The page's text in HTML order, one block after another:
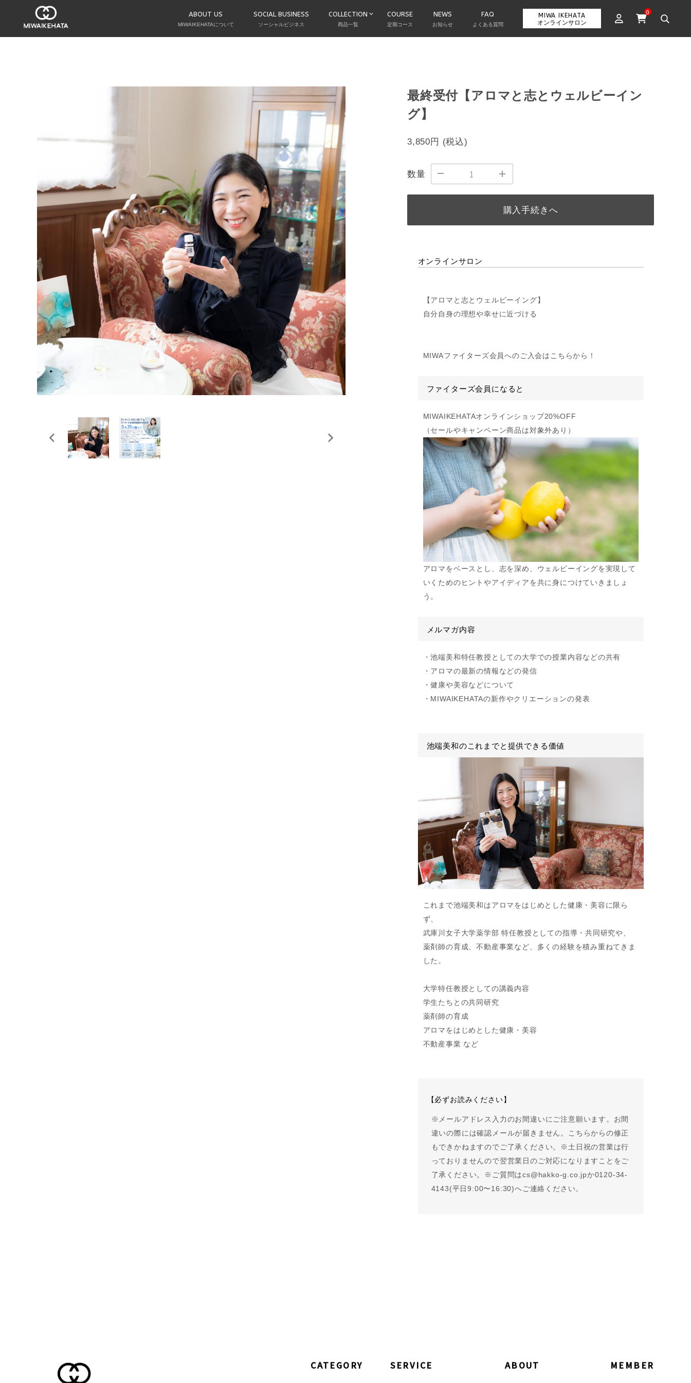
ABOUT US
MIWAIKEHATAについて
SOCIAL BUSINESS
ソーシャルビジネス
COLLECTION
商品一覧
COURSE
定期コース
NEWS
お知らせ
FAQ
よくある質問
MIWA IKEHATA
オンラインサロン
0
最終受付【アロマと志とウェルビーイン
グ】
3,850円 (税込)
数量
購入手続きへ
オンラインサロン
【アロマと志とウェルビーイング】
自分自身の理想や幸せに近づける
MIWAファイターズ会員へのご入会はこちらから！
ファイターズ会員になると
MIWAIKEHATAオンラインショップ20%OFF
（セールやキャンペーン商品は対象外あり）
アロマをベースとし、志を深め、ウェルビーイングを実現して
いくためのヒントやアイディアを共に身につけていきましょ
う。
メルマガ内容
・池端美和特任教授としての大学での授業内容などの共有
・アロマの最新の情報などの発信
・健康や美容などについて
・MIWAIKEHATAの新作やクリエーションの発表
池端美和のこれまでと提供できる価値
これまで池端美和はアロマをはじめとした健康・美容に限ら
ず、
武庫川女子大学薬学部 特任教授としての指導・共同研究や、
薬剤師の育成、不動産事業など、多くの経験を積み重ねてきま
した。
大学特任教授としての講義内容
学生たちとの共同研究
薬剤師の育成
アロマをはじめとした健康・美容
不動産事業 など
【必ずお読みください】
※メールアドレス入力のお間違いにご注意願います。お間
違いの際には確認メールが届きません。こちらからの修正
もできかねますのでご了承ください。※土日祝の営業は行
っておりませんので翌営業日のご対応になりますことをご
了承ください。※ご質問はcs@hakko-g.co.jpか0120-34-
4143(平日9:00〜16:30)へご連絡ください。
CATEGORY SERVICE ABOUT MEMBER